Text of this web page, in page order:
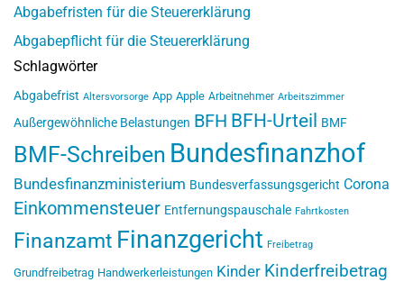
Abgabefristen für die Steuererklärung
Abgabepflicht für die Steuererklärung
Schlagwörter
Abgabefrist Altersvorsorge App Apple Arbeitnehmer Arbeitszimmer
Außergewöhnliche Belastungen BFH BFH-Urteil BMF
BMF-Schreiben Bundesfinanzhof
Bundesfinanzministerium Bundesverfassungsgericht Corona
Einkommensteuer Entfernungspauschale Fahrtkosten
Finanzamt Finanzgericht Freibetrag
Grundfreibetrag Handwerkerleistungen Kinder Kinderfreibetrag